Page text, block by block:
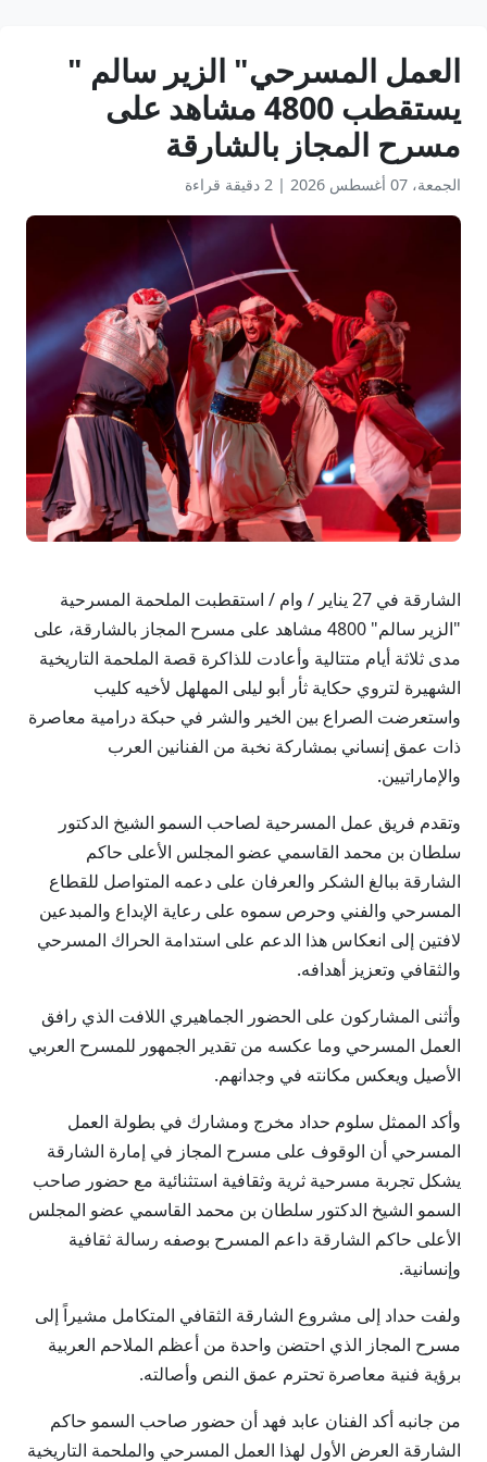
العمل المسرحي" الزير سالم "
يستقطب 4800 مشاهد على
مسرح المجاز بالشارقة
الجمعة، 07 أغسطس 2026 | 2 دقيقة قراءة
الشارقة في 27 يناير / وام / استقطبت الملحمة المسرحية
"الزير سالم" 4800 مشاهد على مسرح المجاز بالشارقة، على
مدى ثلاثة أيام متتالية وأعادت للذاكرة قصة الملحمة التاريخية
الشهيرة لتروي حكاية ثأر أبو ليلى المهلهل لأخيه كليب
واستعرضت الصراع بين الخير والشر في حبكة درامية معاصرة
ذات عمق إنساني بمشاركة نخبة من الفنانين العرب
والإماراتيين.
وتقدم فريق عمل المسرحية لصاحب السمو الشيخ الدكتور
سلطان بن محمد القاسمي عضو المجلس الأعلى حاكم
الشارقة ببالغ الشكر والعرفان على دعمه المتواصل للقطاع
المسرحي والفني وحرص سموه على رعاية الإبداع والمبدعين
لافتين إلى انعكاس هذا الدعم على استدامة الحراك المسرحي
والثقافي وتعزيز أهدافه.
وأثنى المشاركون على الحضور الجماهيري اللافت الذي رافق
العمل المسرحي وما عكسه من تقدير الجمهور للمسرح العربي
الأصيل ويعكس مكانته في وجدانهم.
وأكد الممثل سلوم حداد مخرج ومشارك في بطولة العمل
المسرحي أن الوقوف على مسرح المجاز في إمارة الشارقة
يشكل تجربة مسرحية ثرية وثقافية استثنائية مع حضور صاحب
السمو الشيخ الدكتور سلطان بن محمد القاسمي عضو المجلس
الأعلى حاكم الشارقة داعم المسرح بوصفه رسالة ثقافية
وإنسانية.
ولفت حداد إلى مشروع الشارقة الثقافي المتكامل مشيراً إلى
مسرح المجاز الذي احتضن واحدة من أعظم الملاحم العربية
برؤية فنية معاصرة تحترم عمق النص وأصالته.
من جانبه أكد الفنان عابد فهد أن حضور صاحب السمو حاكم
الشارقة العرض الأول لهذا العمل المسرحي والملحمة التاريخية